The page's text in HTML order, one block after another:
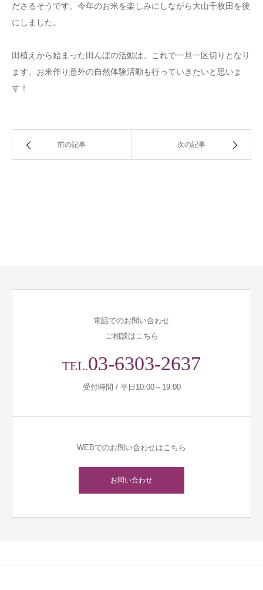
ださるそうです。今年のお米を楽しみにしながら大山千枚田を後
にしました。
田植えから始まった田んぼの活動は、これで一旦一区切りとなり
ます。お米作り意外の自然体験活動も行っていきたいと思いま
す！
前の記事 次の記事
電話でのお問い合わせ
ご相談はこちら
TEL.03-6303-2637
受付時間 / 平日10:00～19:00
WEBでのお問い合わせはこちら
お問い合わせ